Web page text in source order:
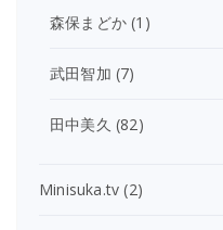
森保まどか (1)
武田智加 (7)
田中美久 (82)
Minisuka.tv (2)